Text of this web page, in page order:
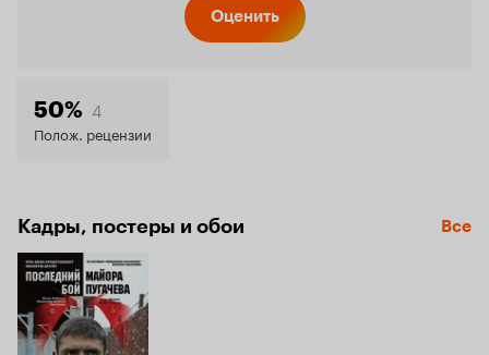
Оценить
50% 4
Полож. рецензии
Кадры, постеры и обои Все